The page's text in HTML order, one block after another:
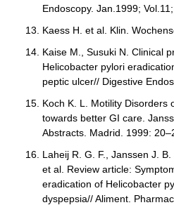
Endoscopy. Jan.1999;
Kaess H. et al. Klin.
Kaise M., Susuki N. Clinical
Helicobacter pylori
peptic ulcer// Digestive
Koch K. L. Motility Disorders
towards better GI care.
Abstracts. Madrid. 1999:
Laheij R. G. F., Janssen J.
et al. Review article:
eradication of Helicobacter
dyspepsia// Aliment.